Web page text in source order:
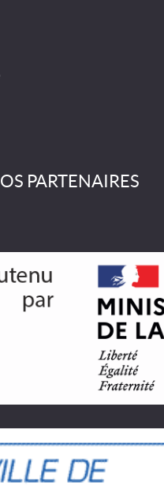
PARTENAIRES